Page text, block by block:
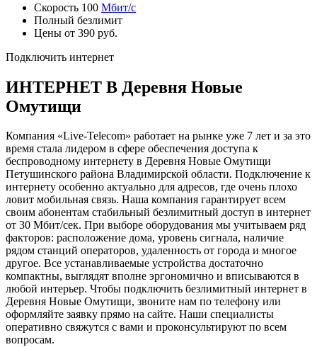
Скорость 100 Мбит/с
Полный безлимит
Цены от 390 руб.
Подключить интернет
ИНТЕРНЕТ В Деревня Новые
Омутищи
Компания «Live-Telecom» работает на рынке уже 7 лет и за это
время стала лидером в сфере обеспечения доступа к
беспроводному интернету в Деревня Новые Омутищи
Петушинского района Владимирской области. Подключение к
интернету особенно актуально для адресов, где очень плохо
ловит мобильная связь. Наша компания гарантирует всем
своим абонентам стабильный безлимитный доступ в интернет
от 30 Мбит/сек. При выборе оборудования мы учитываем ряд
факторов: расположение дома, уровень сигнала, наличие
рядом станций операторов, удаленность от города и многое
другое. Все устанавливаемые устройства достаточно
компактны, выглядят вполне эргономично и вписываются в
любой интерьер. Чтобы подключить безлимитный интернет в
Деревня Новые Омутищи, звоните нам по телефону или
оформляйте заявку прямо на сайте. Наши специалисты
оперативно свяжутся с вами и проконсультируют по всем
вопросам.